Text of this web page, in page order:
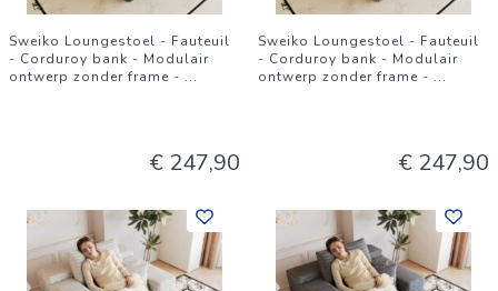
Sweiko Loungestoel - Fauteuil
- Corduroy bank - Modulair
ontwerp zonder frame - ...
€ 247,90
Sweiko Loungestoel - Fauteuil
- Corduroy bank - Modulair
ontwerp zonder frame - ...
€ 247,90